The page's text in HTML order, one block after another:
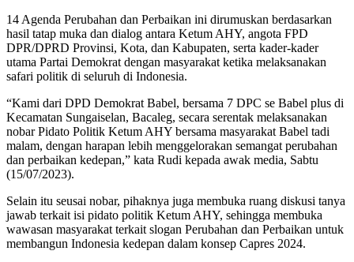
14 Agenda Perubahan dan Perbaikan ini dirumuskan berdasarkan
hasil tatap muka dan dialog antara Ketum AHY, angota FPD
DPR/DPRD Provinsi, Kota, dan Kabupaten, serta kader-kader
utama Partai Demokrat dengan masyarakat ketika melaksanakan
safari politik di seluruh di Indonesia.
“Kami dari DPD Demokrat Babel, bersama 7 DPC se Babel plus di
Kecamatan Sungaiselan, Bacaleg, secara serentak melaksanakan
nobar Pidato Politik Ketum AHY bersama masyarakat Babel tadi
malam, dengan harapan lebih menggelorakan semangat perubahan
dan perbaikan kedepan,” kata Rudi kepada awak media, Sabtu
(15/07/2023).
Selain itu seusai nobar, pihaknya juga membuka ruang diskusi tanya
jawab terkait isi pidato politik Ketum AHY, sehingga membuka
wawasan masyarakat terkait slogan Perubahan dan Perbaikan untuk
membangun Indonesia kedepan dalam konsep Capres 2024.